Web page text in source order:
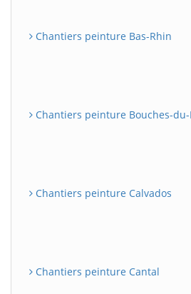
Chantiers peinture Bas-Rhin
Chantiers peinture Bouches-du-
Chantiers peinture Calvados
Chantiers peinture Cantal